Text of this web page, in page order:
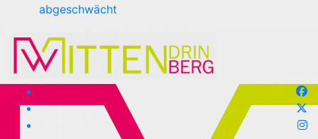
abgeschwächt